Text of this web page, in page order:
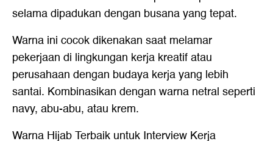
selama dipadukan dengan busana yang tepat.
Warna ini cocok dikenakan saat melamar
pekerjaan di lingkungan kerja kreatif atau
perusahaan dengan budaya kerja yang lebih
santai. Kombinasikan dengan warna netral seperti
navy, abu-abu, atau krem.
Warna Hijab Terbaik untuk Interview Kerja